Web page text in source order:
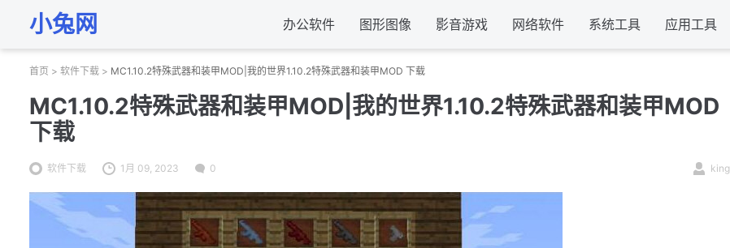
小兔网 办公软件 图形图像 影音游戏 网络软件 系统工具 应用工具
首页 > 软件下载 > MC1.10.2特殊武器和装甲MOD|我的世界1.10.2特殊武器和装甲MOD 下载
MC1.10.2特殊武器和装甲MOD|我的世界1.10.2特殊武器和装甲MOD
下载
软件下载 1月 09, 2023 0 king